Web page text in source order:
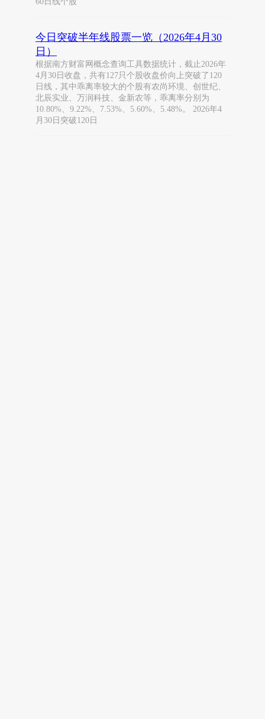
今日突破半年线股票一览（2026年4月30
日）
根据南方财富网概念查询工具数据统计，截止2026年
4月30日收盘，共有127只个股收盘价向上突破了120
日线，其中乖离率较大的个股有农尚环境、创世纪、
北辰实业、万润科技、金新农等，乖离率分别为
10.80%、9.22%、7.53%、5.60%、5.48%。 2026年4
月30日突破120日